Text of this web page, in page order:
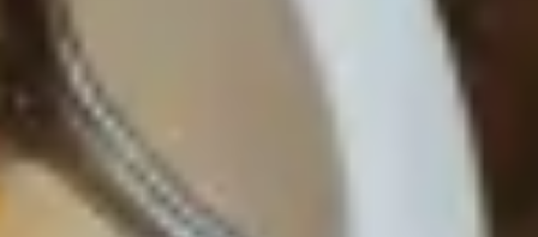
enthalten keine Konservierungsstoffe, keine
künstlichen Aromen und keine Zusatzstoffe. Alles
im Gepp’s Online-Shop zu finden!